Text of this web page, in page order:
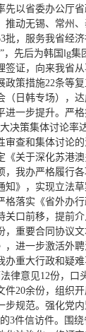
以省委办公厅
动无锡、常州
批，服务我省经
，先后为韩国lg
证，向来我省
策措施22条等
日韩专场），达
进一步提升。严
决策集体讨论率
审查和集体讨论
关于深化苏港
我办严格履行
》，实现立法
格落实《省外办
口前移，提前
重要合同协议
进一步激活外
重大行政和疑
律意见12份，
20余份，组织
步规范。强化党
3件信访件。围